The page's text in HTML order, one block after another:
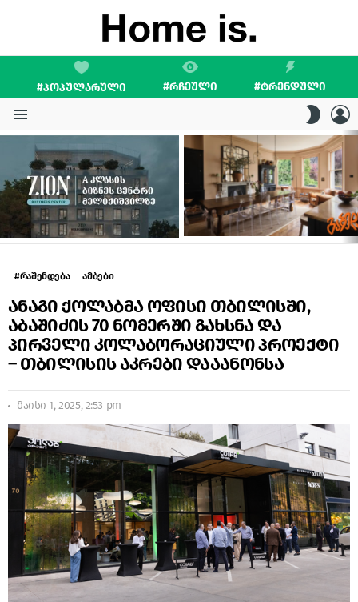
#ᲞᲝᲞᲣᲚᲐᲠᲣᲚᲘ #ᲠᲩᲔᲣᲚᲘ #ᲢᲠᲔᲜᲓᲣᲚᲘ
SKIN
STORIES
#რაშენდება ამბები
ანაგი ქოლაბმა ოფისი თბილისში,
აბაშიძის 70 ნომერში გახსნა და
პირველი კოლაბორაციული პროექტი
– თბილისის აკრები დააანონსა
მაისი 1, 2025, 2:53 pm